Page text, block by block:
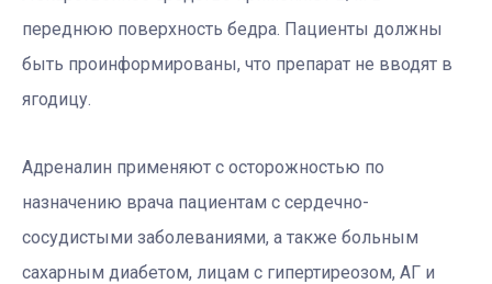
переднюю поверхность бедра. Пациенты должны
быть проинформированы, что препарат не вводят в
ягодицу.
Адреналин применяют с осторожностью по
назначению врача пациентам с сердечно-
сосудистыми заболеваниями, а также больным
сахарным диабетом, лицам с гипертиреозом, АГ и